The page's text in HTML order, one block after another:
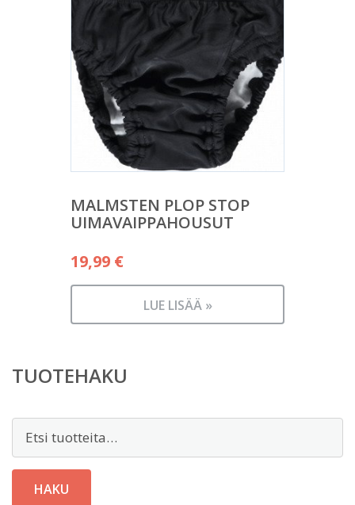
MALMSTEN PLOP STOP
UIMAVAIPPAHOUSUT
19,99 €
LUE LISÄÄ »
TUOTEHAKU
Etsi:
HAKU